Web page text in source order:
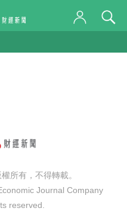
所有，不得轉載。
Journal Company
reserved.